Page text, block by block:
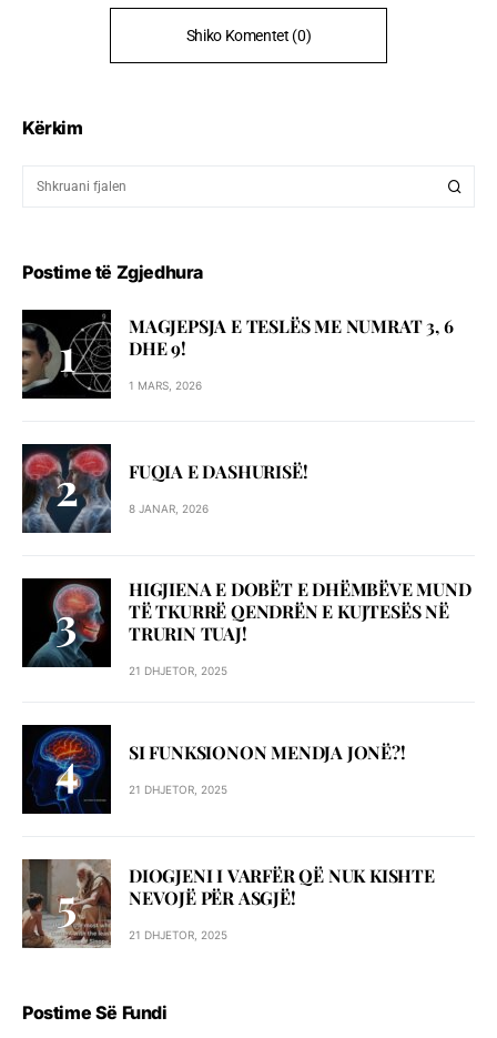
Shiko Komentet (0)
Kërkim
Postime të Zgjedhura
MAGJEPSJA E TESLËS ME NUMRAT 3, 6
DHE 9!
1 MARS, 2026
FUQIA E DASHURISË!
8 JANAR, 2026
HIGJIENA E DOBËT E DHËMBËVE MUND
TË TKURRË QENDRËN E KUJTESËS NË
TRURIN TUAJ!
21 DHJETOR, 2025
SI FUNKSIONON MENDJA JONË?!
21 DHJETOR, 2025
DIOGJENI I VARFËR QË NUK KISHTE
NEVOJË PËR ASGJË!
21 DHJETOR, 2025
Postime Së Fundi